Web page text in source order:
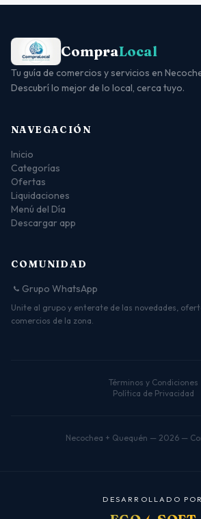
CompraLocal
Tu guía de comercios y servicios en
Descubrí lo mejor de lo local, cerca tuyo.
NAVEGACIÓN
Inicio
Categorías
Ofertas
Liquidaciones
Menú del Día
Descargar app
COMUNIDAD
Grupo WhatsApp
Unite al grupo y enterate de las novedades,
comercios de la zona.
Términos y Condiciones
Política de Privacidad
Necochea + Quequén — 2026 —
D ESA R R O L LA D O P O R